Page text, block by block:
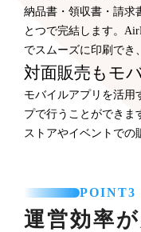
納品書・領収書・請求
とつで完結します。
でスムーズに印刷でき
対面販売もモ
モバイルアプリを活用
プで行うことができま
ストアやイベントでの
POINT3
運営効率